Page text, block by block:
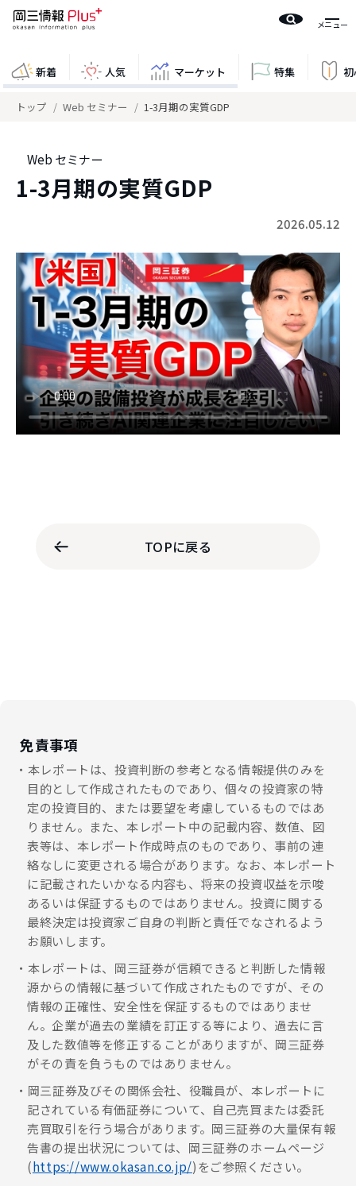
新着 人気 マーケット 特集
トップ Web セミナー 1-3月期の実質GDP
Web セミナー
1-3月期の実質GDP
2026.05.12
TOPに戻る
免責事項
本レポートは、投資判断の参考となる情報提供のみを
目的として作成されたものであり、個々の投資家の特
定の投資目的、または要望を考慮しているものではあ
りません。また、本レポート中の記載内容、数値、図
表等は、本レポート作成時点のものであり、事前の連
絡なしに変更される場合があります。なお、本レポート
に記載されたいかなる内容も、将来の投資収益を示唆
あるいは保証するものではありません。投資に関する
最終決定は投資家ご自身の判断と責任でなされるよう
お願いします。
本レポートは、岡三証券が信頼できると判断した情報
源からの情報に基づいて作成されたものですが、その
情報の正確性、安全性を保証するものではありませ
ん。企業が過去の業績を訂正する等により、過去に言
及した数値等を修正することがありますが、岡三証券
がその責を負うものではありません。
岡三証券及びその関係会社、役職員が、本レポートに
記されている有価証券について、自己売買または委託
売買取引を行う場合があります。岡三証券の大量保有報
告書の提出状況については、岡三証券のホームページ
(https://www.okasan.co.jp/)をご参照ください。